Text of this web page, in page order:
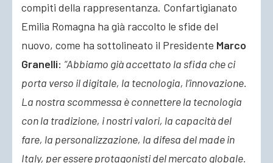
compiti della rappresentanza. Confartigianato
Emilia Romagna ha già raccolto le sfide del
nuovo, come ha sottolineato il Presidente Marco
Granelli: “Abbiamo già accettato la sfida che ci
porta verso il digitale, la tecnologia, l’innovazione.
La nostra scommessa è connettere la tecnologia
con la tradizione, i nostri valori, la capacità del
fare, la personalizzazione, la difesa del made in
Italy, per essere protagonisti del mercato globale.